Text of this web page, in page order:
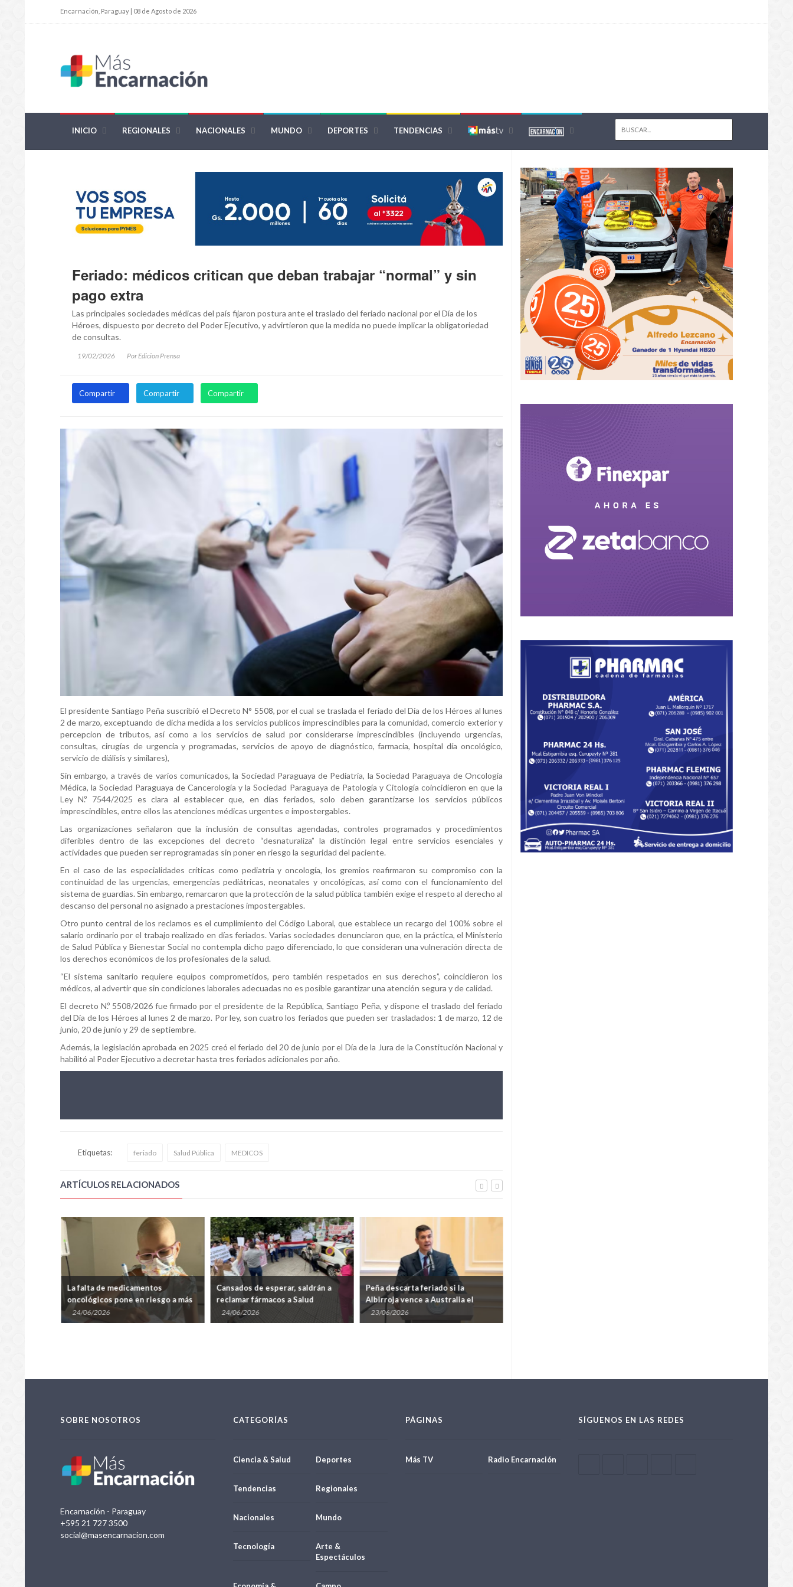
Encarnación, Paraguay | 08 de Agosto de 2026
INICIO REGIONALES NACIONALES MUNDO DEPORTES TENDENCIAS
Feriado: médicos critican que deban trabajar “normal” y sin
pago extra
Las principales sociedades médicas del país fijaron postura ante el traslado del feriado nacional por el Día de los
Héroes, dispuesto por decreto del Poder Ejecutivo, y advirtieron que la medida no puede implicar la obligatoriedad
de consultas.
19/02/2026 Por Edicion Prensa
Compartir Compartir Compartir
El presidente Santiago Peña suscribió el Decreto N° 5508, por el cual se traslada el feriado del Día de los Héroes al lunes
2 de marzo, exceptuando de dicha medida a los servicios publicos imprescindibles para la comunidad, comercio exterior y
percepcion de tributos, así como a los servicios de salud por considerarse imprescindibles (incluyendo urgencias,
consultas, cirugías de urgencia y programadas, servicios de apoyo de diagnóstico, farmacia, hospital día oncológico,
servicio de diálisis y similares),
Sin embargo, a través de varios comunicados, la Sociedad Paraguaya de Pediatría, la Sociedad Paraguaya de Oncología
Médica, la Sociedad Paraguaya de Cancerología y la Sociedad Paraguaya de Patología y Citología coincidieron en que la
Ley N.º 7544/2025 es clara al establecer que, en días feriados, solo deben garantizarse los servicios públicos
imprescindibles, entre ellos las atenciones médicas urgentes e impostergables.
Las organizaciones señalaron que la inclusión de consultas agendadas, controles programados y procedimientos
diferibles dentro de las excepciones del decreto “desnaturaliza” la distinción legal entre servicios esenciales y
actividades que pueden ser reprogramadas sin poner en riesgo la seguridad del paciente.
En el caso de las especialidades críticas como pediatría y oncología, los gremios reafirmaron su compromiso con la
continuidad de las urgencias, emergencias pediátricas, neonatales y oncológicas, así como con el funcionamiento del
sistema de guardias. Sin embargo, remarcaron que la protección de la salud pública también exige el respeto al derecho al
descanso del personal no asignado a prestaciones impostergables.
Otro punto central de los reclamos es el cumplimiento del Código Laboral, que establece un recargo del 100% sobre el
salario ordinario por el trabajo realizado en días feriados. Varias sociedades denunciaron que, en la práctica, el Ministerio
de Salud Pública y Bienestar Social no contempla dicho pago diferenciado, lo que consideran una vulneración directa de
los derechos económicos de los profesionales de la salud.
“El sistema sanitario requiere equipos comprometidos, pero también respetados en sus derechos”, coincidieron los
médicos, al advertir que sin condiciones laborales adecuadas no es posible garantizar una atención segura y de calidad.
El decreto N.º 5508/2026 fue firmado por el presidente de la República, Santiago Peña, y dispone el traslado del feriado
del Día de los Héroes al lunes 2 de marzo. Por ley, son cuatro los feriados que pueden ser trasladados: 1 de marzo, 12 de
junio, 20 de junio y 29 de septiembre.
Además, la legislación aprobada en 2025 creó el feriado del 20 de junio por el Día de la Jura de la Constitución Nacional y
habilitó al Poder Ejecutivo a decretar hasta tres feriados adicionales por año.
Etiquetas: feriado Salud Pública MEDICOS
ARTÍCULOS RELACIONADOS
La falta de medicamentos
oncológicos pone en riesgo a más
de 200 niños en INCAN e IPS
24/06/2026
Cansados de esperar, saldrán a
reclamar fármacos a Salud
24/06/2026
Peña descarta feriado si la
Albirroja vence a Australia el
viernes
23/06/2026
SOBRE NOSOTROS
Encarnación - Paraguay
+595 21 727 3500
social@masencarnacion.com
CATEGORÍAS
Ciencia & Salud Deportes
Tendencias Regionales
Nacionales Mundo
Tecnología
Arte &
Espectáculos
PÁGINAS
Más TV Radio Encarnación
SÍGUENOS EN LAS REDES